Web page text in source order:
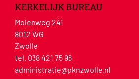
KERKELIJK BUREAU
Molenweg 241
8012 WG
Zwolle
tel. 038 421 75 96
administratie@pknzwolle.nl